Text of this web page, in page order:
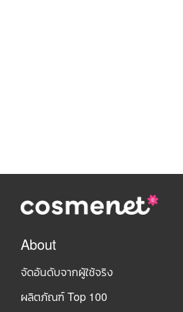
About
จัดอันดับจากผู้ใช้จริง
ผลิตภัณฑ์ Top 100